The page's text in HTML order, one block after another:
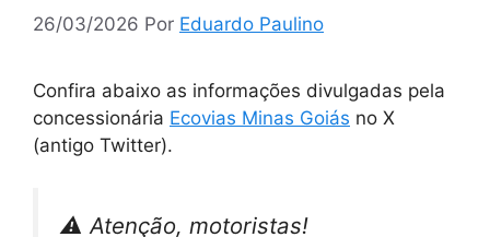
26/03/2026 Por Eduardo Paulino
Confira abaixo as informações divulgadas pela
concessionária Ecovias Minas Goiás no X
(antigo Twitter).
⚠️ Atenção, motoristas!